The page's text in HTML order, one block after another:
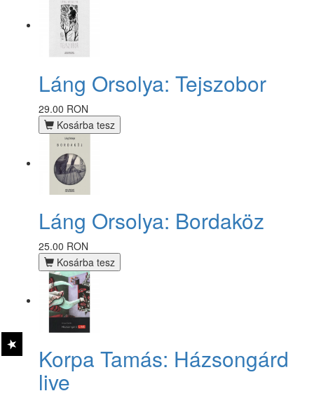
Láng Orsolya: Tejszobor
29.00 RON
Kosárba tesz
Láng Orsolya: Bordaköz
25.00 RON
Kosárba tesz
Korpa Tamás: Házsongárd
live